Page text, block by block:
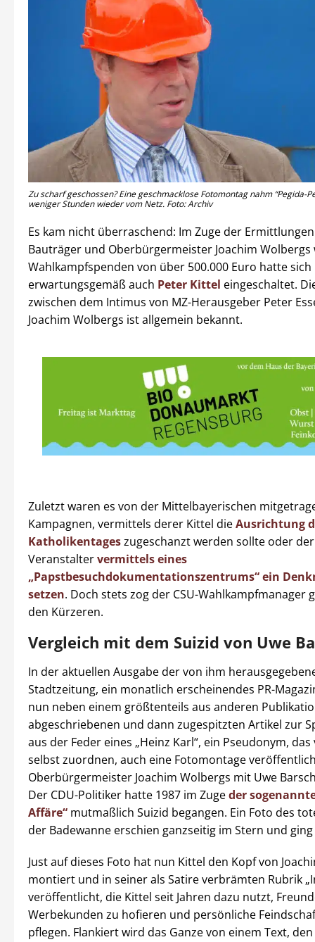
Zu scharf geschossen? Eine geschmacklose Fotomontag nahm “Pegida-
weniger Stunden wieder vom Netz. Foto: Archiv
Es kam nicht überraschend: Im Zuge der
Bauträger und Oberbürgermeister Joachim Wolbergs
Wahlkampfspenden von über 500.000 Euro hatte sich
erwartungsgemäß auch Peter Kittel eingeschaltet.
zwischen dem Intimus von MZ-Herausgeber Peter
Joachim Wolbergs ist allgemein bekannt.
Zuletzt waren es von der Mittelbayerischen
Kampagnen, vermittels derer Kittel dieAusrichtung
Katholikentageszugeschanzt werden sollte oder
Veranstaltervermittels eines
„Papstbesuchdokumentationszentrums“ ein
setzen. Doch stets zog der CSU-Wahlkampfmanager
den Kürzeren.
Vergleich mit dem Suizid von Uwe
In der aktuellen Ausgabe der von ihm
Stadtzeitung, ein monatlich erscheinendes PR-
nun neben einem größtenteils aus anderen
abgeschriebenen und dann zugespitzten Artikel zur
aus der Feder eines „Heinz Karl“, ein Pseudonym,
selbst zuordnen, auch eine Fotomontage
Oberbürgermeister Joachim Wolbergs mit Uwe
Der CDU-Politiker hatte 1987 im Zugeder
Affäre“ mutmaßlich Suizid begangen. Ein Foto des
der Badewanne erschien ganzseitig im Stern und
Just auf dieses Foto hat nun Kittel den Kopf von
montiert und in seiner als Satire verbrämten Rubrik
veröffentlicht, die Kittel seit Jahren dazu nutzt,
Werbekunden zu hofieren und persönliche
pflegen. Flankiert wird das Ganze von einem Text,